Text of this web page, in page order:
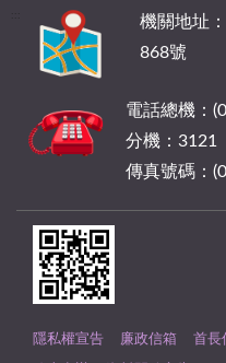
機關地址
868號
電話總機：
分機：3121
傳真號碼：
隱私權宣告 廉政信箱 首長